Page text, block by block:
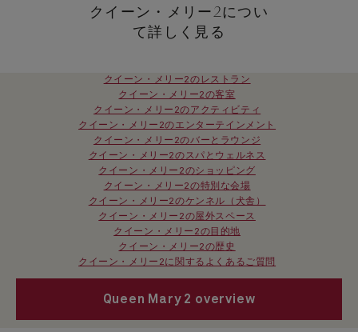
クイーン・メリー2につい
て詳しく見る
クイーン・メリー2のレストラン
クイーン・メリー2の客室
クイーン・メリー2のアクティビティ
クイーン・メリー2のエンターテインメント
クイーン・メリー2のバーとラウンジ
クイーン・メリー2のスパとウェルネス
クイーン・メリー2のショッピング
クイーン・メリー2の特別な会場
クイーン・メリー2のケンネル（犬舎）
クイーン・メリー2の屋外スペース
クイーン・メリー2の目的地
クイーン・メリー2の歴史
クイーン・メリー2に関するよくあるご質問
Queen Mary 2 overview